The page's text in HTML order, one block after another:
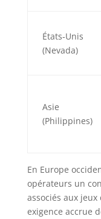
États‑Unis
(Nevada)
Asie
(Philippines)
En Europe
opérateurs un
associés aux
exigence accrue